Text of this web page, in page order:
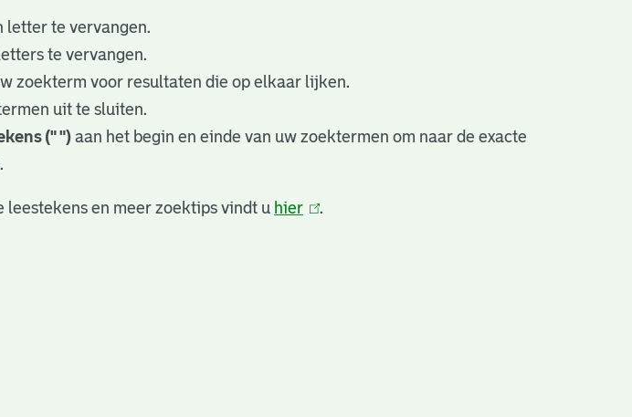
letter te vervangen.
te vervangen.
zoekterm voor resultaten die op elkaar lijken.
uit te sluiten.
(" ") aan het begin en einde van uw zoektermen om naar de exacte
en meer zoektips vindt u hier (link
.